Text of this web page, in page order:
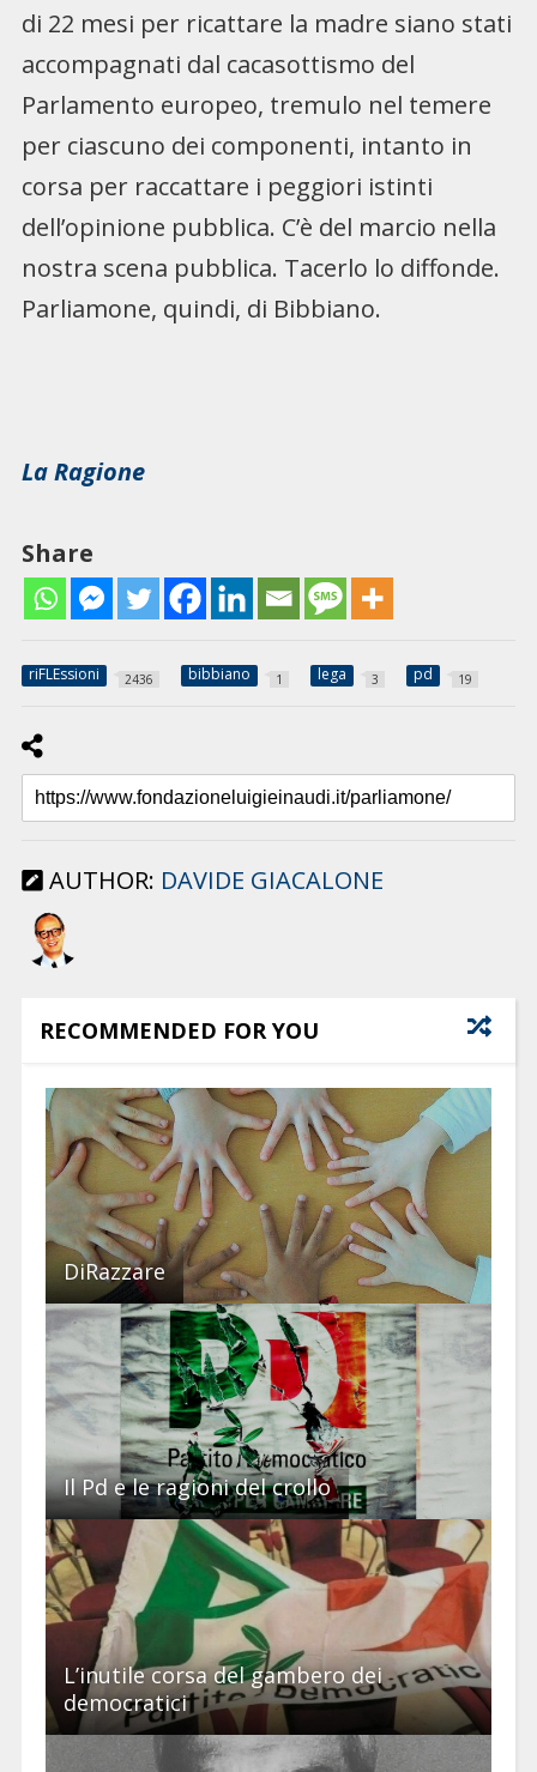
di 22 mesi per ricattare la madre siano stati
accompagnati dal cacasottismo del
Parlamento europeo, tremulo nel temere
per ciascuno dei componenti, intanto in
corsa per raccattare i peggiori istinti
dell’opinione pubblica. C’è del marcio nella
nostra scena pubblica. Tacerlo lo diffonde.
Parliamone, quindi, di Bibbiano.
La Ragione
Share
riFLEssioni 2436 bibbiano 1 lega 3 pd 19
AUTHOR: DAVIDE GIACALONE
RECOMMENDED FOR YOU
DiRazzare
Il Pd e le ragioni del crollo
L’inutile corsa del gambero dei
democratici